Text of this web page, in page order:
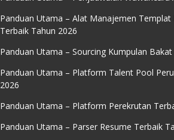
Panduan Utama – Alat Manajemen Templat
Terbaik Tahun 2026
Panduan Utama – Sourcing Kumpulan
Panduan Utama – Platform Talent Pool
2026
Panduan Utama – Platform Perekrutan
Panduan Utama – Parser Resume Terbaik